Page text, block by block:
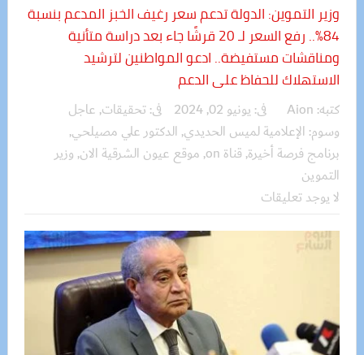
وزير التموين: الدولة تدعم سعر رغيف الخبز المدعم بنسبة
84%.. رفع السعر لـ 20 قرشًا جاء بعد دراسة متأنية
ومناقشات مستفيضة.. ادعو المواطنين لترشيد
الاستهلاك للحفاظ على الدعم
كتبه: Aion فى: يونيو 02, 2024 فى:تحقيقات, عاجل
وسوم: الإعلامية لميس الحديدي, الدكتور علي مصيلحي,
برنامج فرصة أخيرة, قناة on , موقع عيون الشرقية الان, وزير
التموين
لا يوجد تعليقات